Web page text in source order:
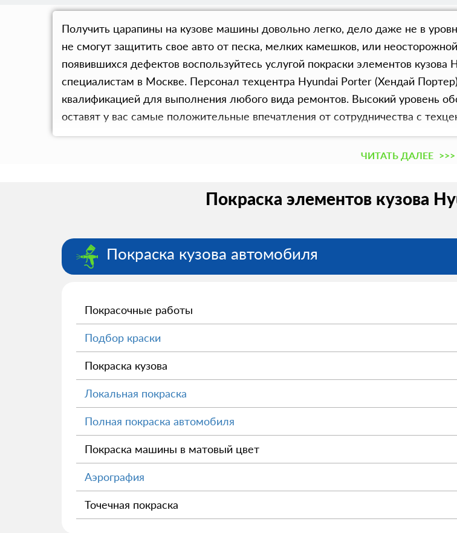
Получить царапины на кузове машины довольно легко, дело даже не в
не смогут защитить свое авто от песка, мелких камешков, или
появившихся дефектов воспользуйтесь услугой покраски элементов
специалистам в Москве. Персонал техцентра Hyundai Porter (Хендай
квалификацией для выполнения любого вида ремонтов. Высокий уровень
оставят у вас самые положительные впечатления от сотрудничества с
ЧИТАТЬ ДАЛЕЕ >>>
Покраска элементов кузова
Покраска кузова автомобиля
Покрасочные работы
Подбор краски
Покраска кузова
Локальная покраска
Полная покраска автомобиля
Покраска машины в матовый цвет
Аэрография
Точечная покраска